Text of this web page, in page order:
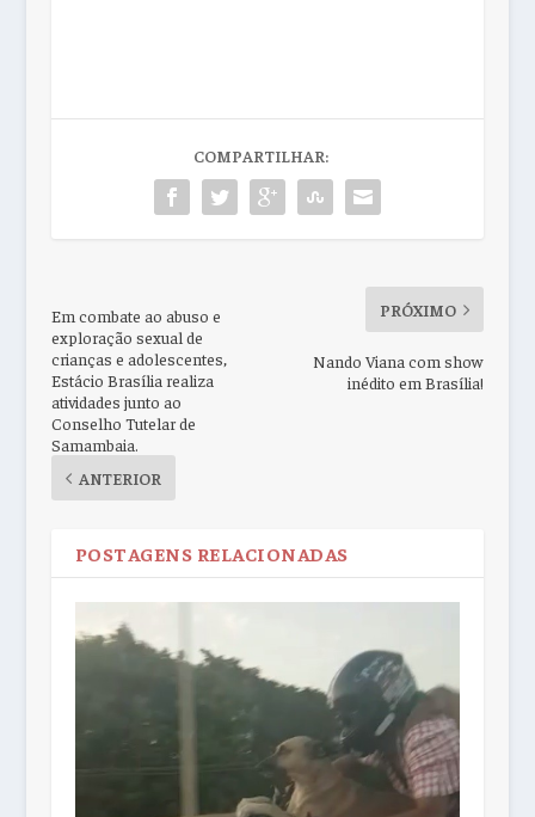
COMPARTILHAR:
Em combate ao abuso e
exploração sexual de
crianças e adolescentes,
Estácio Brasília realiza
atividades junto ao
Conselho Tutelar de
Samambaia.
ANTERIOR
PRÓXIMO
Nando Viana com show
inédito em Brasília!
POSTAGENS RELACIONADAS